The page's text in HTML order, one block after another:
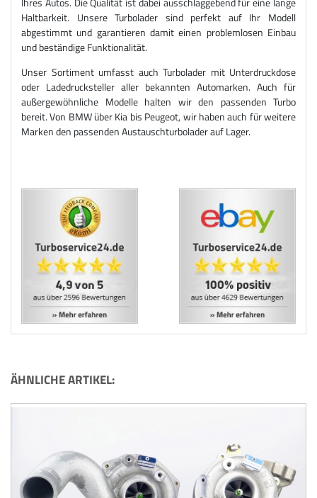
Haltbarkeit. Unsere Turbolader sind perfekt auf Ihr Modell
abgestimmt und garantieren damit einen problemlosen Einbau
und beständige Funktionalität.
Unser Sortiment umfasst auch Turbolader mit Unterdruckdose
oder Ladedrucksteller aller bekannten Automarken. Auch für
außergewöhnliche Modelle halten wir den passenden Turbo
bereit. Von BMW über Kia bis Peugeot, wir haben auch für weitere
Marken den passenden Austauschturbolader auf Lager.
ÄHNLICHE ARTIKEL: